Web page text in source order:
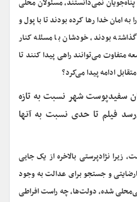
نمی‌دانستند، مسئولان محلی
به امان خدا رها کرده بودند تا با پول و
بودند، خودشان با مسئله کنار
متفاوت می‌توانند راهی پیدا کنند تا
ادامه پیدا می‌کرد؟
سفیدپوست شهر نسبت به تازه
فیلم تا حدی نسبت به آنها
زیرا نژادپرستی بالاخره از یک جایی
و جستجو برای عدالت به وجود
شده، دولت‌ها، چه راست افراطی